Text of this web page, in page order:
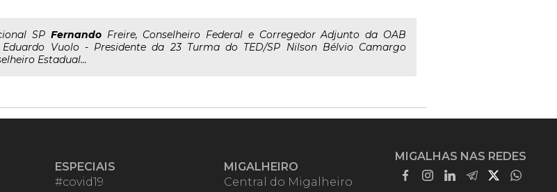
SP FernandoFreire, Conselheiro Federal e Corregedor Adjunto da OAB
Eduardo Vuolo - Presidente da 23 Turma do TED/SP Nilson Bélvio Camargo
Estadual...
ESPECIAIS
#covid19
MIGALHEIRO
Central do Migalheiro
MIGALHAS NAS REDES